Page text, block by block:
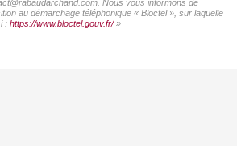
Nous vous informons de
au démarchage téléphonique « Bloctel », sur laquelle
: https://www.bloctel.gouv.fr/»